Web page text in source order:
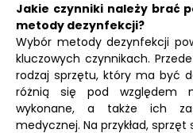
Jakie czynniki należy brać
metody dezynfekcji?
Wybór metody dezynfekcji
kluczowych czynnikach.
rodzaj sprzętu, który ma być
różnią się pod względem
wykonane, a także ich
medycznej. Na przykład,